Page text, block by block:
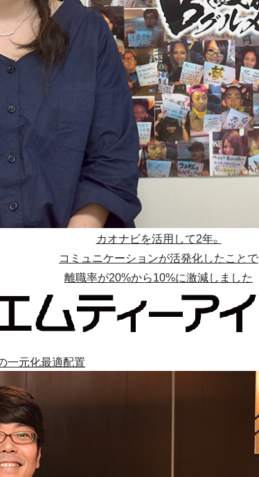
カオナビを活用して2年。
コミュニケーションが活発化したことで
離職率が20%から10%に激減しました
一元化最適配置